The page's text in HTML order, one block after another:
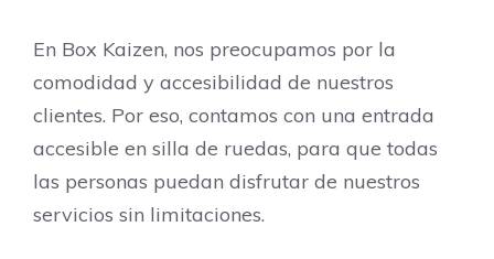
En Box Kaizen, nos preocupamos por la
comodidad y accesibilidad de nuestros
clientes. Por eso, contamos con una entrada
accesible en silla de ruedas, para que todas
las personas puedan disfrutar de nuestros
servicios sin limitaciones.